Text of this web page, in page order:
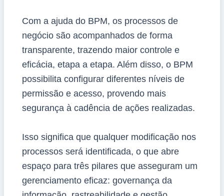
Com a ajuda do BPM, os processos de
negócio são acompanhados de forma
transparente, trazendo maior controle e
eficácia, etapa a etapa. Além disso, o BPM
possibilita configurar diferentes níveis de
permissão e acesso, provendo mais
segurança à cadência de ações realizadas.
Isso significa que qualquer modificação nos
processos será identificada, o que abre
espaço para três pilares que asseguram um
gerenciamento eficaz: governança da